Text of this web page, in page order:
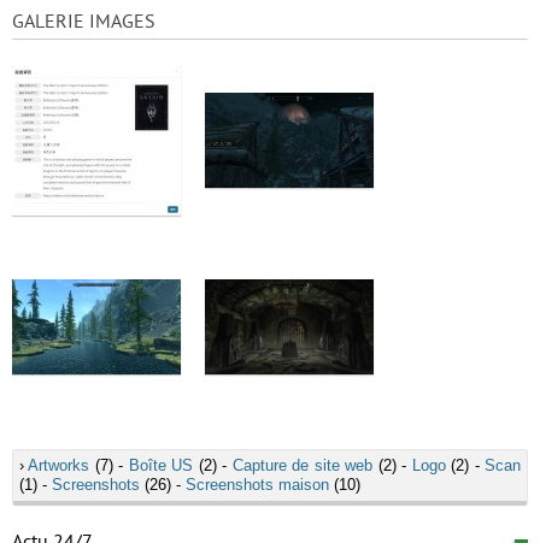
GALERIE IMAGES
›Artworks (7) - Boîte US (2) - Capture de site web (2) - Logo(2) -Scan
(1) - Screenshots (26) - Screenshots maison (10)